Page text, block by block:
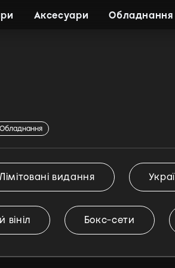
Аксесуари Обладнання
Обладнання
видання
вініл Бокс-сети